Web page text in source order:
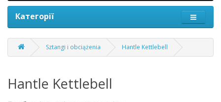
Категорії
Sztangi i obciążenia Hantle Kettlebell
Hantle Kettlebell